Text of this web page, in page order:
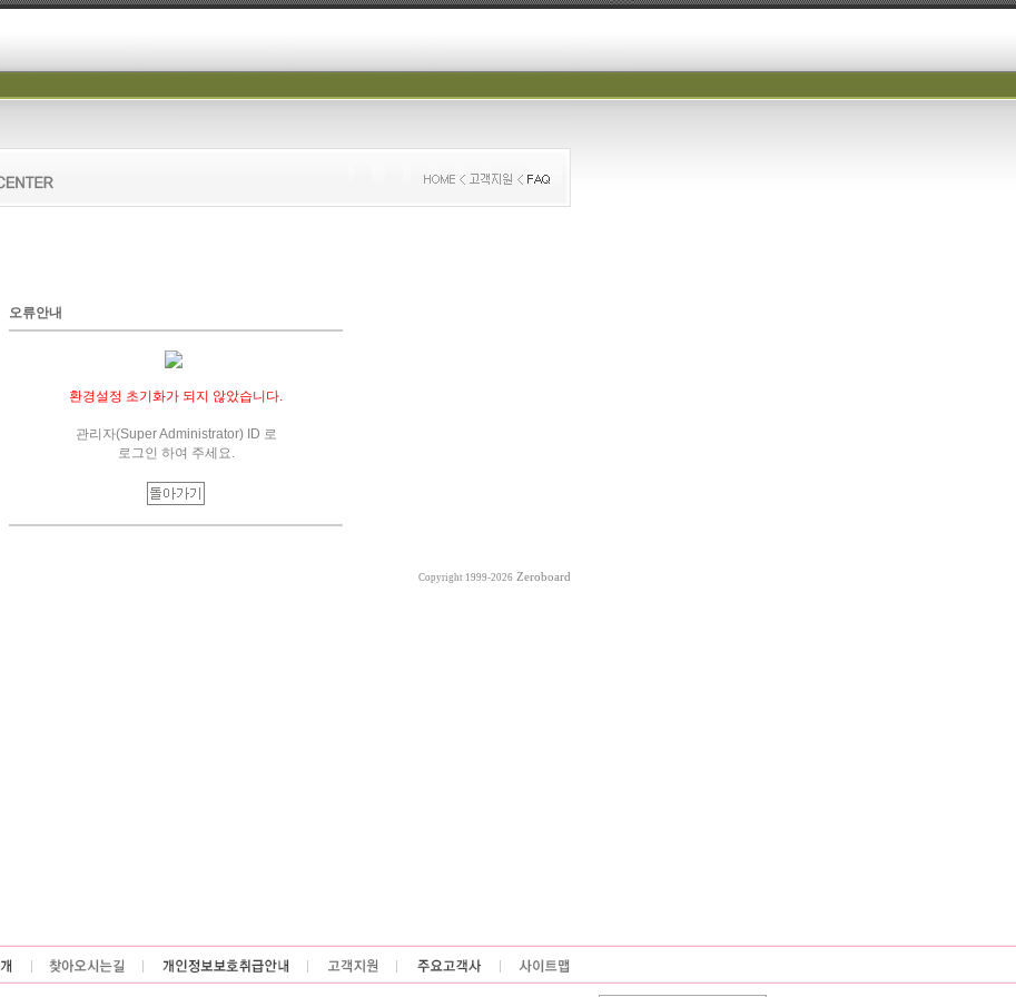
오류안내
환경설정 초기화가 되지 않았습니다.
관리자(Super Administrator) ID 로
로그인 하여 주세요.
Copyright 1999-2026 Zeroboard